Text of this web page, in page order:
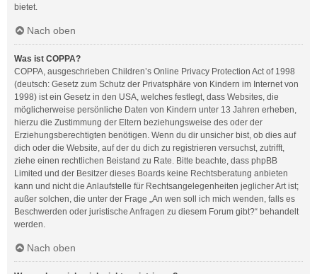
bietet.
Nach oben
Was ist COPPA?
COPPA, ausgeschrieben Children’s Online Privacy Protection Act of 1998
(deutsch: Gesetz zum Schutz der Privatsphäre von Kindern im Internet von
1998) ist ein Gesetz in den USA, welches festlegt, dass Websites, die
möglicherweise persönliche Daten von Kindern unter 13 Jahren erheben,
hierzu die Zustimmung der Eltern beziehungsweise des oder der
Erziehungsberechtigten benötigen. Wenn du dir unsicher bist, ob dies auf
dich oder die Website, auf der du dich zu registrieren versuchst, zutrifft,
ziehe einen rechtlichen Beistand zu Rate. Bitte beachte, dass phpBB
Limited und der Besitzer dieses Boards keine Rechtsberatung anbieten
kann und nicht die Anlaufstelle für Rechtsangelegenheiten jeglicher Art ist;
außer solchen, die unter der Frage „An wen soll ich mich wenden, falls es
Beschwerden oder juristische Anfragen zu diesem Forum gibt?“ behandelt
werden.
Nach oben